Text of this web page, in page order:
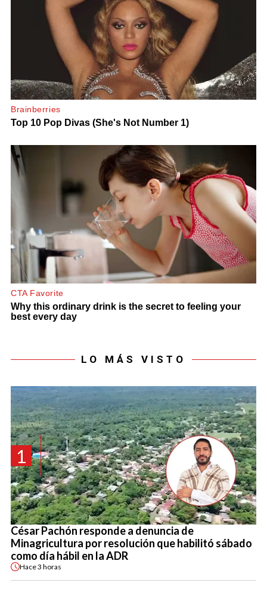
LO MÁS VISTO
1
César Pachón responde a denuncia de
Minagricultura por resolución que habilitó sábado
como día hábil en la ADR
Hace3 horas